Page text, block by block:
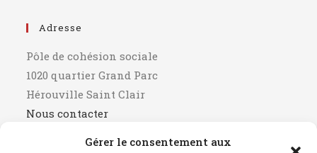
Gérer le consentement aux
Adresse
Pôle de cohésion sociale
1020 quartier Grand Parc
Hérouville Saint Clair
Nous contacter